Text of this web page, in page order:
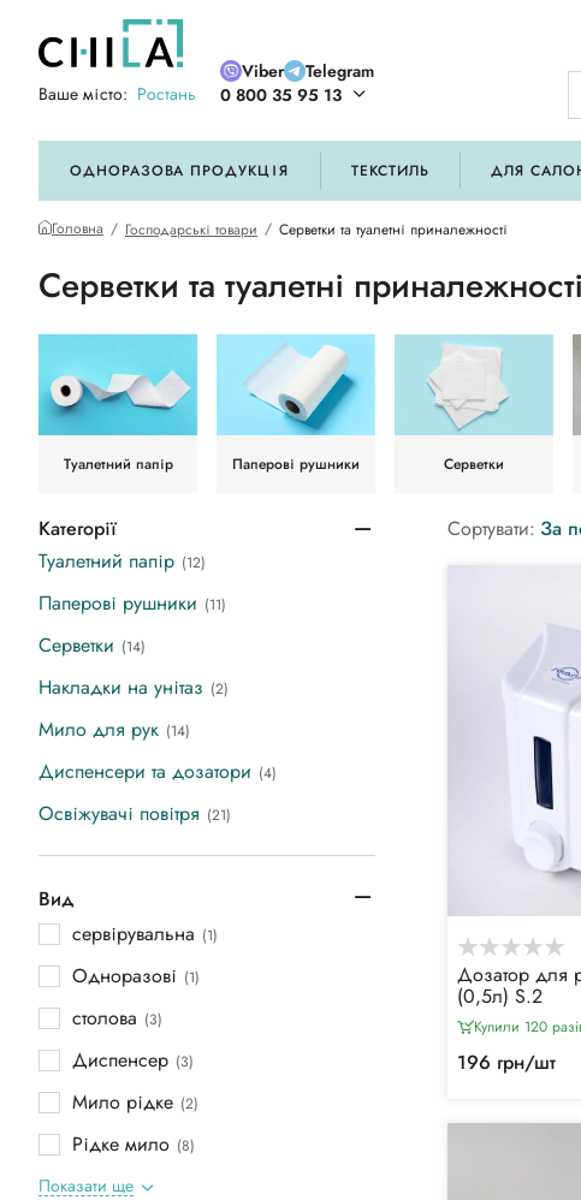
Ваше місто: Ростань
Viber
Telegram
0 800 35 95 13
ОДНОРАЗОВА ПРОДУКЦІЯ ТЕКСТИЛЬ ДЛЯ
Головна Господарські товари Серветки та туалетні приналежності
Серветки та туалетні приналежності
Туалетний папір Паперові рушники Серветки
Категорії
Туалетний папір (12)
Паперові рушники (11)
Серветки (14)
Накладки на унітаз (2)
Мило для рук (14)
Диспенсери та дозатори (4)
Освіжувачі повітря (21)
Вид
сервірувальна (1)
Одноразові (1)
столова (3)
Диспенсер (3)
Мило рідке (2)
Рідке мило (8)
Показати ще
Сортувати: За
Дозатор для
(0,5л) S.2
Купили 120
196 грн/шт